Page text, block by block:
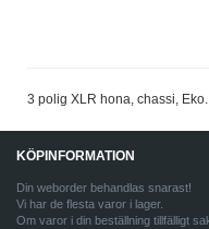
3 polig XLR hona, chassi, Eko.
KÖPINFORMATION
Din weborder behandlas snarast!
Vi har de flesta varor i lager.
Om varor i din beställning tillfälligt